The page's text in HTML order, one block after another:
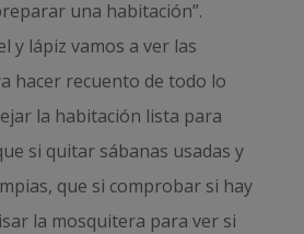
una habitación”.
y lápiz vamos a ver las
hacer recuento de todo lo
la habitación lista para
si quitar sábanas usadas y
que si comprobar si hay
la mosquitera para ver si